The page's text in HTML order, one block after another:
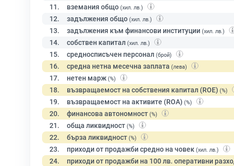
11. вземания общо (хил. лв.)
12. задължения общо (хил. лв.)
13. задължения към финансови институции (хил. лв.)
14. собствен капитал (хил. лв.)
15. средносписъчен персонал (брой)
16. средна нетна месечна заплата (лева)
17. нетен марж (%)
18. възвращаемост на собствения капитал (ROE) (%)
19. възвращаемост на активите (ROA) (%)
20. финансова автономност (%)
21. обща ликвидност (%)
22. бърза ликвидност (%)
23. приходи от продажби средно на човек (хил. лв.)
24. приходи от продажби на 100 лв. оперативни